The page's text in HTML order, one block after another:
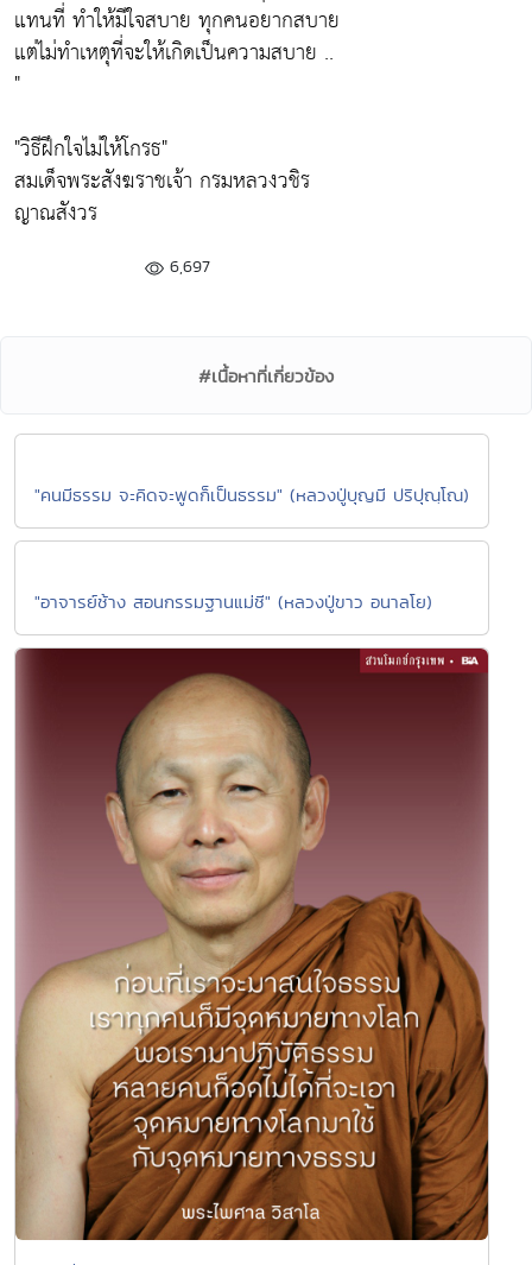
แทนที่ ทำให้มีใจสบาย ทุกคนอยากสบาย
แต่ไม่ทำเหตุที่จะให้เกิดเป็นความสบาย ..
"
"วิธีฝึกใจไม่ให้โกรธ"
สมเด็จพระสังฆราชเจ้า กรมหลวงวชิร
ญาณสังวร
6,697
#เนื้อหาที่เกี่ยวข้อง
"คนมีธรรม จะคิดจะพูดก็เป็นธรรม" (หลวงปู่บุญมี ปริปุณฺโณ)
"อาจารย์ช้าง สอนกรรมฐานแม่ชี" (หลวงปู่ขาว อนาลโย)